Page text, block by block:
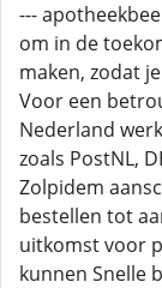
---
om in de
maken, zodat
Voor een
Nederland
zoals PostNL,
Zolpidem
bestellen tot
uitkomst voor
kunnen Snelle